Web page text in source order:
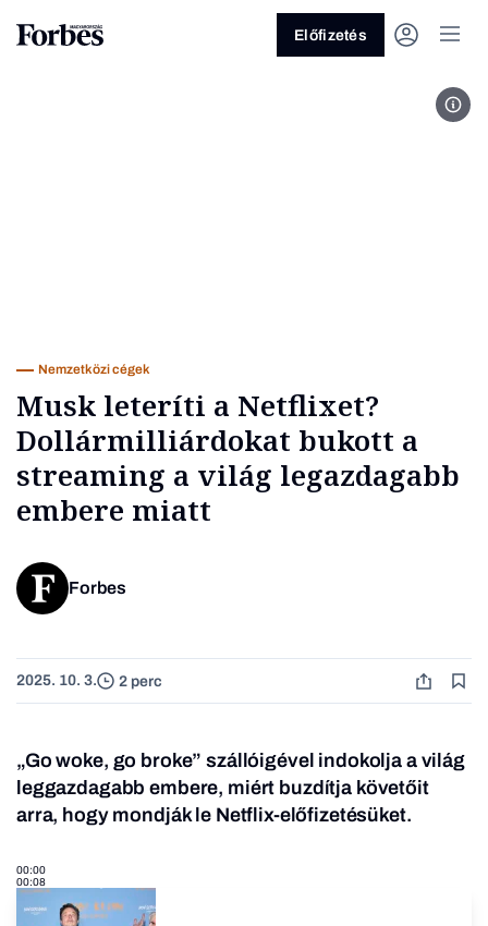
Üzlet
Előfizetés
Nemzetközi cégek
Musk leteríti a Netflixet?
Dollármilliárdokat bukott a
streaming a világ legazdagabb
embere miatt
Forbes
2025. 10. 3. 2 perc
„Go woke, go broke” szállóigével indokolja a világ
leggazdagabb embere, miért buzdítja követőit
arra, hogy mondják le Netflix-előfizetésüket.
00:00
00:08